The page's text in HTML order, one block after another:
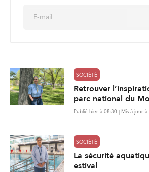
SOCIÉTÉ
Retrouver
parc national du
Publié hier à 08:30 | Mis à jour à
SOCIÉTÉ
La sécurité
estival